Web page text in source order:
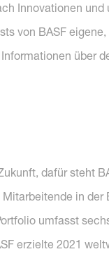
Innovationen
von BASF
über
dafür steht
in
umfasst
erzielte 2021